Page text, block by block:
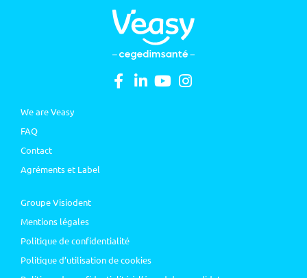
We are Veasy
FAQ
Contact
Agréments et Label
Groupe Visiodent
Mentions légales
Politique de confidentialité
Politique d’utilisation de cookies